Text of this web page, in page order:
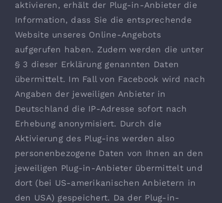
aktivieren, erhält der Plug-in-Anbieter die
Information, dass Sie die entsprechende
Website unseres Online-Angebots
aufgerufen haben. Zudem werden die unter
§ 3 dieser Erklärung genannten Daten
übermittelt. Im Fall von Facebook wird nach
Angaben der jeweiligen Anbieter in
Deutschland die IP-Adresse sofort nach
Erhebung anonymisiert. Durch die
Aktivierung des Plug-ins werden also
personenbezogene Daten von Ihnen an den
jeweiligen Plug-in-Anbieter übermittelt und
dort (bei US-amerikanischen Anbietern in
den USA) gespeichert. Da der Plug-in-